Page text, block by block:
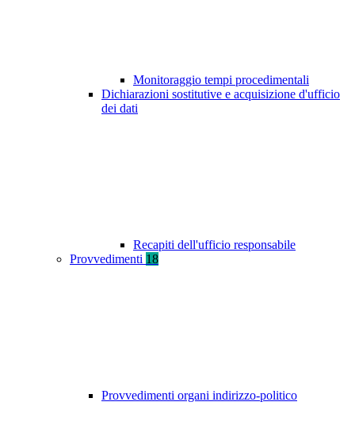
Monitoraggio tempi procedimentali
Dichiarazioni sostitutive e acquisizione d'ufficio
dei dati
Recapiti dell'ufficio responsabile
Provvedimenti 18
Provvedimenti organi indirizzo-politico